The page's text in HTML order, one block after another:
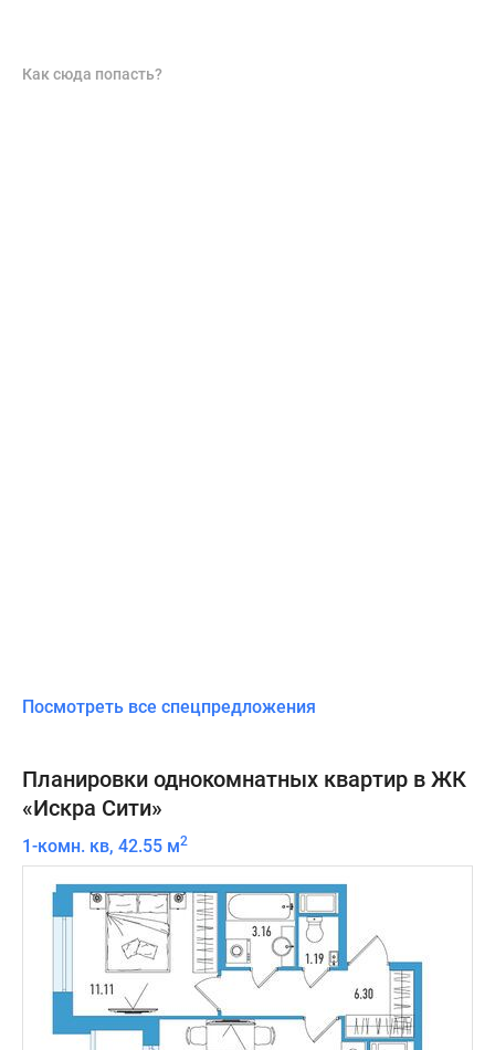
Как сюда попасть?
Посмотреть все спецпредложения
Планировки однокомнатных квартир в ЖК
«Искра Сити»
1-комн. кв, 42.55 м2